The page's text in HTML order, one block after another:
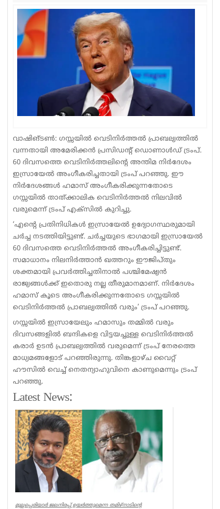
Sports
Jwala
Classifieds
വാഷിങ്ടൺ: ഗസ്സയിൽ വെടിനിർത്തൽ പ്രാബല്യത്തിൽ
വന്നതായി അമേരിക്കൻ പ്രസിഡന്റ് ഡൊണാൾഡ് ട്രംപ്.
60 ദിവസത്തെ വെടിനിർത്തലിന്റെ അന്തിമ നിർദേശം
ഇസ്രായേൽ അംഗീകരിച്ചതായി ട്രംപ് പറഞ്ഞു. ഈ
നിർദേശങ്ങൾ ഹമാസ് അംഗീകരിക്കുന്നതോടെ
ഗസ്സയിൽ താത്ക്കാലിക വെടിനിർത്തൽ നിലവിൽ
വരുമെന്ന് ട്രംപ് എക്‌സിൽ കുറിച്ചു.
‘എന്റെ പ്രതിനിധികൾ ഇസ്രായേൽ ഉദ്യോഗസ്ഥരുമായി
ചർച്ച നടത്തിയിട്ടുണ്ട്. ചർച്ചയുടെ ഭാഗമായി ഇസ്രായേൽ
60 ദിവസത്തെ വെടിനിർത്തൽ അംഗീകരിച്ചിട്ടുണ്ട്.
സമാധാനം നിലനിർത്താൻ ഖത്തറും ഈജിപ്തും
ശക്തമായി പ്രവർത്തിച്ചതിനാൽ പശ്ചിമേഷ്യൻ
രാജ്യങ്ങൾക്ക് ഇതൊരു നല്ല തീരുമാനമാണ്. നിർദേശം
ഹമാസ് കൂടെ അംഗീകരിക്കുന്നതോടെ ഗസ്സയിൽ
വെടിനിർത്തൽ പ്രാബല്യത്തിൽ വരും’ ട്രംപ് പറഞ്ഞു.
ഗസ്സയിൽ ഇസ്രായേലും ഹമാസും തമ്മിൽ വരും
ദിവസങ്ങളിൽ ബന്ദികളെ വിട്ടയച്ചുള്ള വെടിനിർത്തൽ
കരാർ ഉടൻ പ്രാബല്യത്തിൽ വരുമെന്ന് ട്രംപ് നേരത്തെ
മാധ്യമങ്ങളോട് പറഞ്ഞിരുന്നു. തിങ്കളാഴ്ച വൈറ്റ്
ഹൗസിൽ വെച്ച് നെതന്യാഹുവിനെ കാണുമെന്നും ട്രംപ്
പറഞ്ഞു.
Latest News:
മുല്ലപ്പെരിയാർ ജലനിരപ്പ് ഉയർത്തുമെന്ന തമിഴ്നാടിന്റെ